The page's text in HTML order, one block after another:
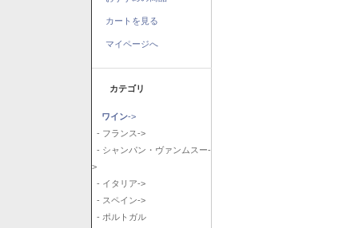
カートを見る
マイページへ
カテゴリ
ワイン->
- フランス->
- シャンパン・ヴァンムスー-
>
- イタリア->
- スペイン->
- ポルトガル